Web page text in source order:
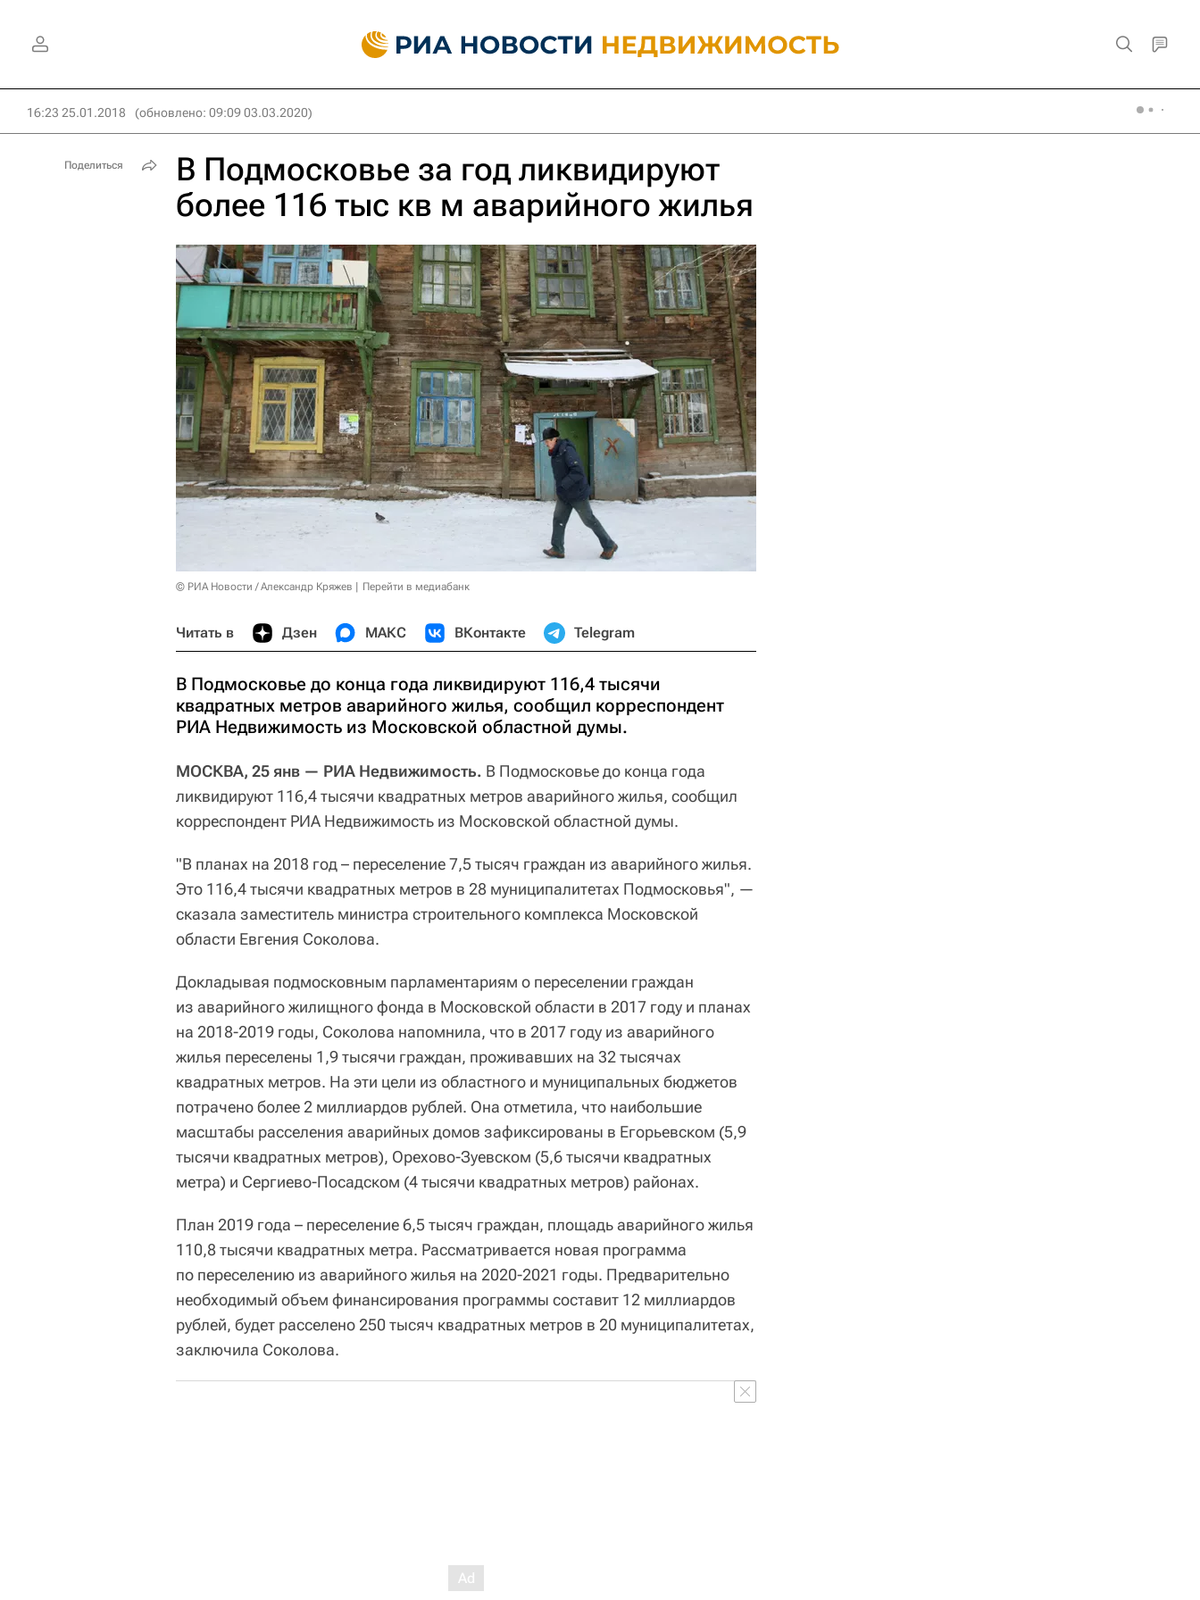
16:23 25.01.2018 (обновлено: 09:09 03.03.2020)
В Подмосковье за год ликвидируют
более 116 тыс кв м аварийного жилья
© РИА Новости / Александр Кряжев Перейти в медиабанк
Читать в Дзен МАКС ВКонтакте Telegram
В Подмосковье до конца года ликвидируют 116,4 тысячи
квадратных метров аварийного жилья, сообщил корреспондент
РИА Недвижимость из Московской областной думы.
МОСКВА, 25 янв — РИА Недвижимость. В Подмосковье до конца года
ликвидируют 116,4 тысячи квадратных метров аварийного жилья, сообщил
корреспондент РИА Недвижимость из Московской областной думы.
"В планах на 2018 год – переселение 7,5 тысяч граждан из аварийного жилья.
Это 116,4 тысячи квадратных метров в 28 муниципалитетах Подмосковья", —
сказала заместитель министра строительного комплекса Московской
области Евгения Соколова.
Докладывая подмосковным парламентариям о переселении граждан
из аварийного жилищного фонда в Московской области в 2017 году и планах
на 2018-2019 годы, Соколова напомнила, что в 2017 году из аварийного
жилья переселены 1,9 тысячи граждан, проживавших на 32 тысячах
квадратных метров. На эти цели из областного и муниципальных бюджетов
потрачено более 2 миллиардов рублей. Она отметила, что наибольшие
масштабы расселения аварийных домов зафиксированы в Егорьевском (5,9
тысячи квадратных метров), Орехово-Зуевском (5,6 тысячи квадратных
метра) и Сергиево-Посадском (4 тысячи квадратных метров) районах.
План 2019 года – переселение 6,5 тысяч граждан, площадь аварийного жилья
110,8 тысячи квадратных метра. Рассматривается новая программа
по переселению из аварийного жилья на 2020-2021 годы. Предварительно
необходимый объем финансирования программы составит 12 миллиардов
рублей, будет расселено 250 тысяч квадратных метров в 20 муниципалитетах,
заключила Соколова.
Поделиться